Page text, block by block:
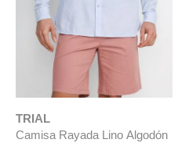
TRIAL
Camisa Rayada Lino Algodón